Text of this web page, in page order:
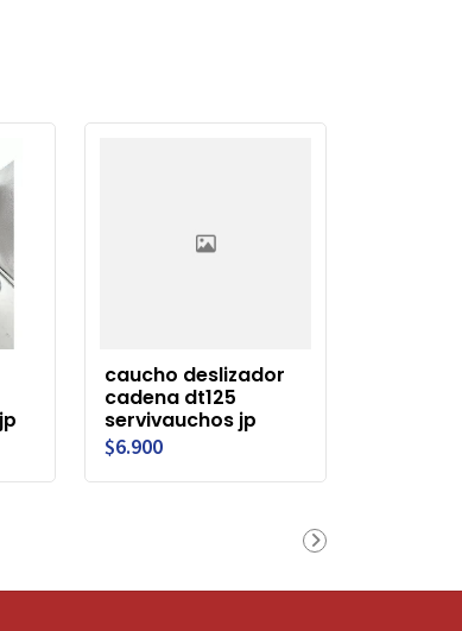
caucho deslizador
cadena dt125
servivauchos jp
$6.900